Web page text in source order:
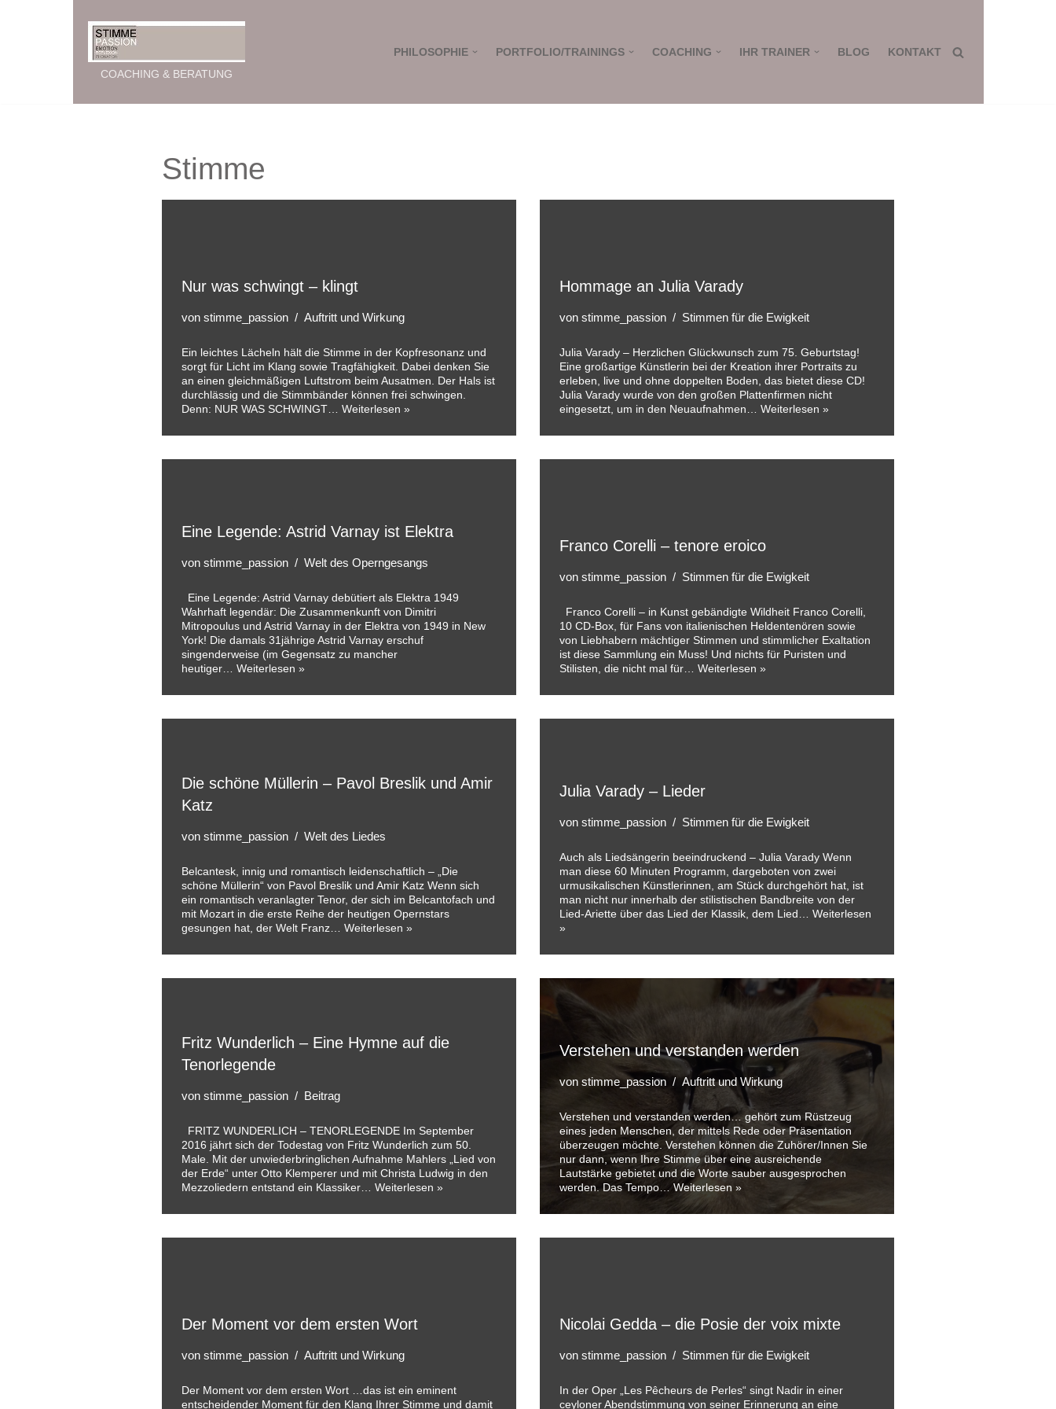
COACHING & BERATUNG
PHILOSOPHIE PORTFOLIO/TRAININGS COACHING IHR TRAINER BLOG KONTAKT
Stimme
Nur was schwingt – klingt
vonstimme_passion Auftritt und Wirkung
Ein leichtes Lächeln hält die Stimme in der Kopfresonanz und
sorgt für Licht im Klang sowie Tragfähigkeit. Dabei denken Sie
an einen gleichmäßigen Luftstrom beim Ausatmen. Der Hals ist
durchlässig und die Stimmbänder können frei schwingen.
Denn: NUR WAS SCHWINGT…Weiterlesen »
Hommage an Julia Varady
von stimme_passion Stimmen für die Ewigkeit
Julia Varady – Herzlichen Glückwunsch zum 75. Geburtstag!
Eine großartige Künstlerin bei der Kreation ihrer Portraits zu
erleben, live und ohne doppelten Boden, das bietet diese CD!
Julia Varady wurde von den großen Plattenfirmen nicht
eingesetzt, um in den Neuaufnahmen… Weiterlesen »
Eine Legende: Astrid Varnay ist Elektra
vonstimme_passion Welt des Operngesangs
Eine Legende: Astrid Varnay debütiert als Elektra 1949
Wahrhaft legendär: Die Zusammenkunft von Dimitri
Mitropoulus und Astrid Varnay in der Elektra von 1949 in New
York! Die damals 31jährige Astrid Varnay erschuf
singenderweise (im Gegensatz zu mancher
heutiger…Weiterlesen »
Franco Corelli – tenore eroico
von stimme_passion Stimmen für die Ewigkeit
Franco Corelli – in Kunst gebändigte Wildheit Franco Corelli,
10 CD-Box, für Fans von italienischen Heldentenören sowie
von Liebhabern mächtiger Stimmen und stimmlicher Exaltation
ist diese Sammlung ein Muss! Und nichts für Puristen und
Stilisten, die nicht mal für… Weiterlesen »
Die schöne Müllerin – Pavol Breslik und Amir
Katz
vonstimme_passion Welt des Liedes
Belcantesk, innig und romantisch leidenschaftlich – „Die
schöne Müllerin“ von Pavol Breslik und Amir Katz Wenn sich
ein romantisch veranlagter Tenor, der sich im Belcantofach und
mit Mozart in die erste Reihe der heutigen Opernstars
gesungen hat, der Welt Franz…Weiterlesen »
Julia Varady – Lieder
von stimme_passion Stimmen für die Ewigkeit
Auch als Liedsängerin beeindruckend – Julia Varady Wenn
man diese 60 Minuten Programm, dargeboten von zwei
urmusikalischen Künstlerinnen, am Stück durchgehört hat, ist
man nicht nur innerhalb der stilistischen Bandbreite von der
Lied-Ariette über das Lied der Klassik, dem Lied… Weiterlesen
»
Fritz Wunderlich – Eine Hymne auf die
Tenorlegende
vonstimme_passion Beitrag
FRITZ WUNDERLICH – TENORLEGENDE Im September
2016 jährt sich der Todestag von Fritz Wunderlich zum 50.
Male. Mit der unwiederbringlichen Aufnahme Mahlers „Lied von
der Erde“ unter Otto Klemperer und mit Christa Ludwig in den
Mezzoliedern entstand ein Klassiker…Weiterlesen »
Verstehen und verstanden werden
von stimme_passion Auftritt und Wirkung
Verstehen und verstanden werden… gehört zum Rüstzeug
eines jeden Menschen, der mittels Rede oder Präsentation
überzeugen möchte. Verstehen können die Zuhörer/Innen Sie
nur dann, wenn Ihre Stimme über eine ausreichende
Lautstärke gebietet und die Worte sauber ausgesprochen
werden. Das Tempo… Weiterlesen »
Der Moment vor dem ersten Wort
vonstimme_passion Auftritt und Wirkung
Der Moment vor dem ersten Wort …das ist ein eminent
entscheidender Moment für den Klang Ihrer Stimme und damit
Nicolai Gedda – die Posie der voix mixte
von stimme_passion Stimmen für die Ewigkeit
In der Oper „Les Pêcheurs de Perles“ singt Nadir in einer
ceyloner Abendstimmung von seiner Erinnerung an eine